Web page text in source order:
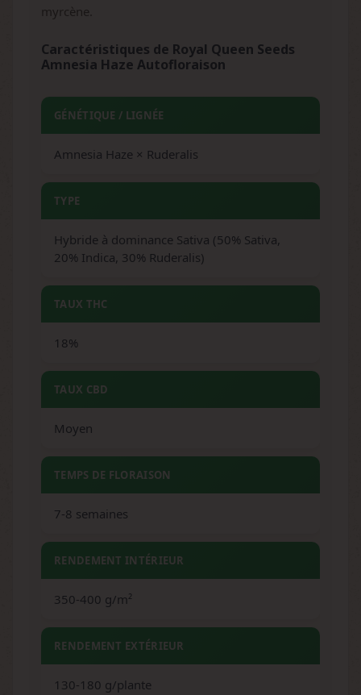
myrcène.
Caractéristiques de Royal Queen Seeds
Amnesia Haze Autofloraison
GÉNÉTIQUE / LIGNÉE
Amnesia Haze × Ruderalis
TYPE
Hybride à dominance Sativa (50% Sativa,
20% Indica, 30% Ruderalis)
TAUX THC
18%
TAUX CBD
Moyen
TEMPS DE FLORAISON
7-8 semaines
RENDEMENT INTÉRIEUR
350-400 g/m²
RENDEMENT EXTÉRIEUR
130-180 g/plante